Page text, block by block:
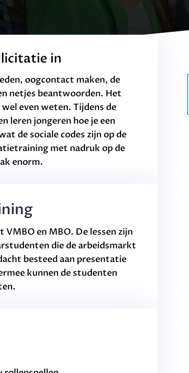
in
oogcontact maken, de
netjes beantwoorden. Het
even weten. Tijdens de
leren jongeren hoe je een
de sociale codes zijn op de
met nadruk op de
enorm.
en MBO. De lessen zijn
die de arbeidsmarkt
besteed aan presentatie
kunnen de studenten